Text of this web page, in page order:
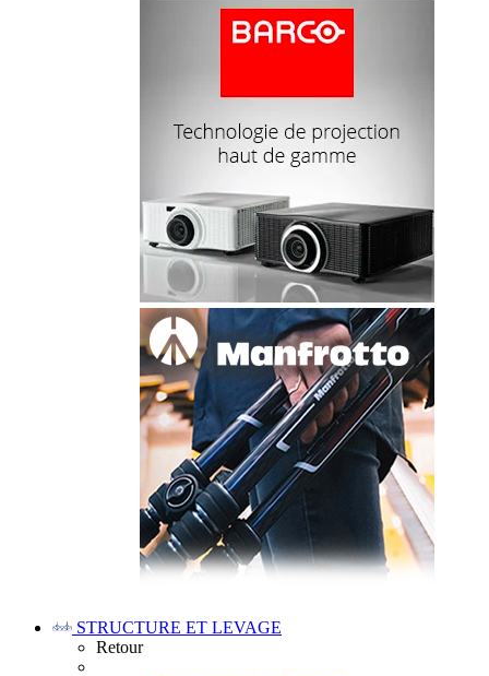
STRUCTURE ET LEVAGE
Retour